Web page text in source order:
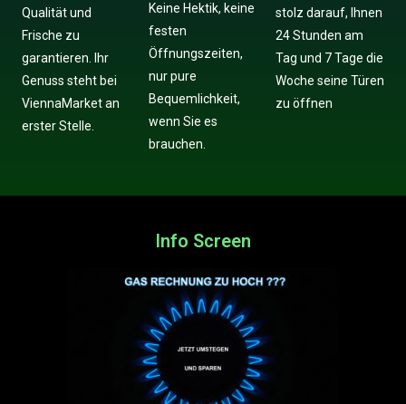
Qualität und
Frische zu
garantieren. Ihr
Genuss steht bei
ViennaMarket an
erster Stelle.
Keine Hektik, keine
festen
Öffnungszeiten,
nur pure
Bequemlichkeit,
wenn Sie es
brauchen.
stolz darauf, Ihnen
24 Stunden am
Tag und 7 Tage die
Woche seine Türen
zu öffnen
Info Screen